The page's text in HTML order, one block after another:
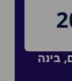
בינה